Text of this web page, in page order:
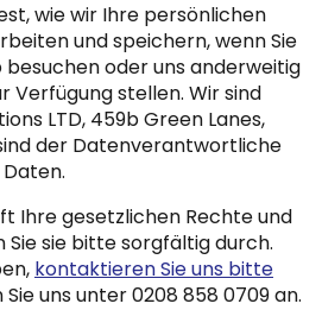
wie wir Ihre persönlichen
und speichern, wenn Sie
oder uns anderweitig
Verfügung stellen. Wir sind
LTD, 459b Green Lanes,
sind der Datenverantwortliche
Ihre gesetzlichen Rechte und
Sie sie bitte sorgfältig durch.
kontaktieren Sie uns bitte
uns unter 0208 858 0709 an.